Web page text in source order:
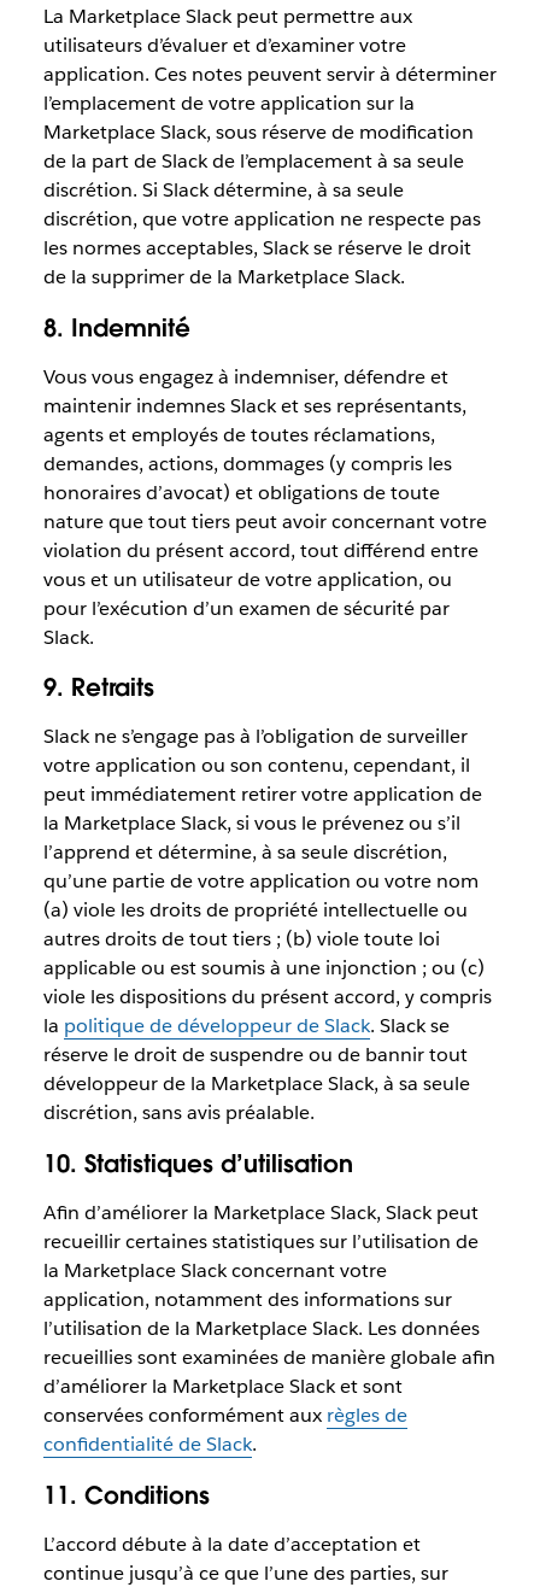
La Marketplace Slack peut permettre aux
utilisateurs d’évaluer et d’examiner votre
application. Ces notes peuvent servir à déterminer
l’emplacement de votre application sur la
Marketplace Slack, sous réserve de modification
de la part de Slack de l’emplacement à sa seule
discrétion. Si Slack détermine, à sa seule
discrétion, que votre application ne respecte pas
les normes acceptables, Slack se réserve le droit
de la supprimer de la Marketplace Slack.
8. Indemnité
Vous vous engagez à indemniser, défendre et
maintenir indemnes Slack et ses représentants,
agents et employés de toutes réclamations,
demandes, actions, dommages (y compris les
honoraires d’avocat) et obligations de toute
nature que tout tiers peut avoir concernant votre
violation du présent accord, tout différend entre
vous et un utilisateur de votre application, ou
pour l’exécution d’un examen de sécurité par
Slack.
9. Retraits
Slack ne s’engage pas à l’obligation de surveiller
votre application ou son contenu, cependant, il
peut immédiatement retirer votre application de
la Marketplace Slack, si vous le prévenez ou s’il
l’apprend et détermine, à sa seule discrétion,
qu’une partie de votre application ou votre nom
(a) viole les droits de propriété intellectuelle ou
autres droits de tout tiers ; (b) viole toute loi
applicable ou est soumis à une injonction ; ou (c)
viole les dispositions du présent accord, y compris
la politique de développeur de Slack. Slack se
réserve le droit de suspendre ou de bannir tout
développeur de la Marketplace Slack, à sa seule
discrétion, sans avis préalable.
10. Statistiques d’utilisation
Afin d’améliorer la Marketplace Slack, Slack peut
recueillir certaines statistiques sur l’utilisation de
la Marketplace Slack concernant votre
application, notamment des informations sur
l’utilisation de la Marketplace Slack. Les données
recueillies sont examinées de manière globale afin
d’améliorer la Marketplace Slack et sont
conservées conformément aux règles de
confidentialité de Slack.
11. Conditions
L’accord débute à la date d’acceptation et
continue jusqu’à ce que l’une des parties, sur